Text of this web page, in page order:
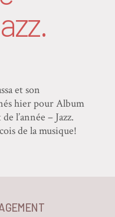
et son
hier pour Album
l’année – Jazz.
de la musique!